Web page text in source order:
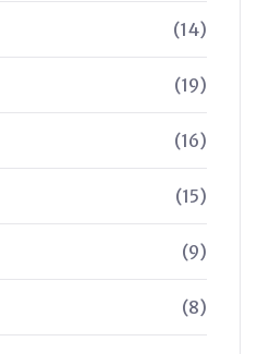
(14)
(19)
(16)
(15)
(9)
(8)